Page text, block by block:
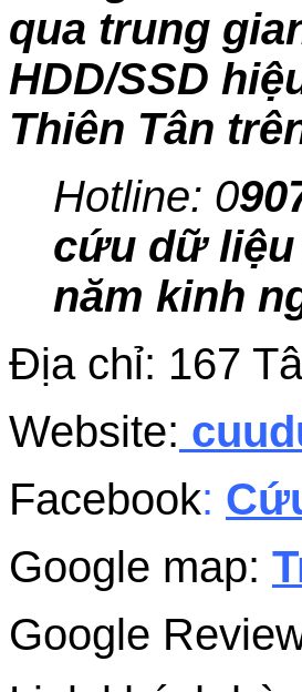
qua trung
HDD/SSD
Thiên Tân
Hotline: 0
cứu dữ
năm kinh
Địa chỉ: 167
Website:
Facebook:
Google map:
Google